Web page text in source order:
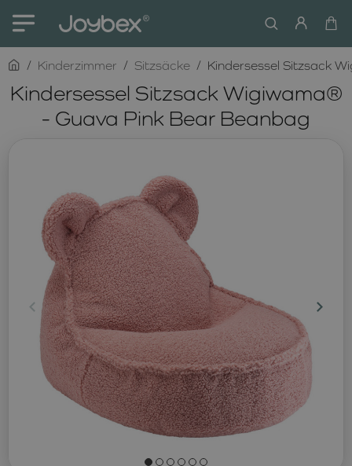
Kindersessel Sitzsack Wigiwama®
- Guava Pink Bear Beanbag
homeKinderzimmer Sitzsäcke Kindersessel Sitzsack